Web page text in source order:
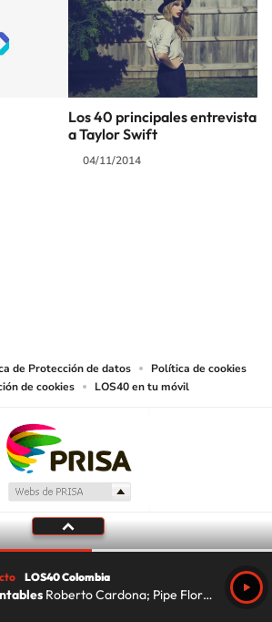
Los 40 principales entrevista
a Taylor Swift
04/11/2014
de Protección de datos
Política de cookies
de cookies
LOS40 en tu móvil
LOS40 Colombia
Roberto Cardona; Pipe Florez; Lu Da Silva